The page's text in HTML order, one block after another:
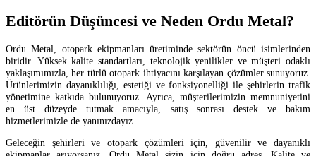
Editörün Düşüncesi ve Neden Ordu Metal?
Ordu Metal, otopark ekipmanları üretiminde sektörün öncü isimlerinden
biridir. Yüksek kalite standartları, teknolojik yenilikler ve müşteri odaklı
yaklaşımımızla, her türlü otopark ihtiyacını karşılayan çözümler sunuyoruz.
Ürünlerimizin dayanıklılığı, estetiği ve fonksiyonelliği ile şehirlerin trafik
yönetimine katkıda bulunuyoruz. Ayrıca, müşterilerimizin memnuniyetini
en üst düzeyde tutmak amacıyla, satış sonrası destek ve bakım
hizmetlerimizle de yanınızdayız.
Geleceğin şehirleri ve otopark çözümleri için, güvenilir ve dayanıklı